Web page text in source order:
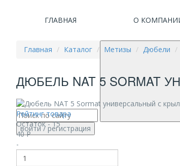
ГЛАВНАЯ О
войти/ регистрация
Главная Каталог Метизы Дюбели
ДЮБЕЛЬ NAT 5
Рейтинг товара
Остаток - 15
40 Р
-